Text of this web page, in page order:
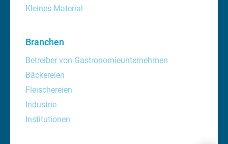
Kleines Material
Branchen
Betreiber von Gastronomieunternehmen
Bäckereien
Fleischereien
Industrie
Institutionen